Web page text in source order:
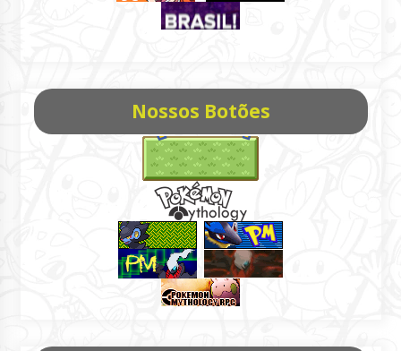
Nossos Botões